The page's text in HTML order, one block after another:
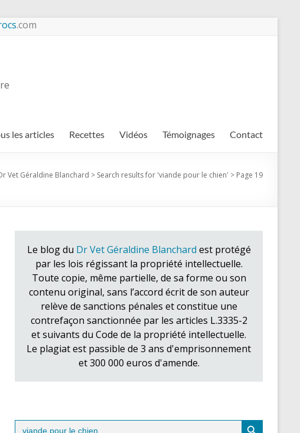
.com
les articles Recettes Vidéos Témoignages Contact
Vet Géraldine Blanchard > Search results for 'viande pour le chien' > Page 19
Le blog du Dr Vet Géraldine Blanchard est protégé
par les lois régissant la propriété intellectuelle.
Toute copie, même partielle, de sa forme ou son
contenu original, sans l’accord écrit de son auteur
relève de sanctions pénales et constitue une
contrefaçon sanctionnée par les articles L.3335-2
et suivants du Code de la propriété intellectuelle.
Le plagiat est passible de 3 ans d'emprisonnement
et 300 000 euros d'amende.
Search Search Button